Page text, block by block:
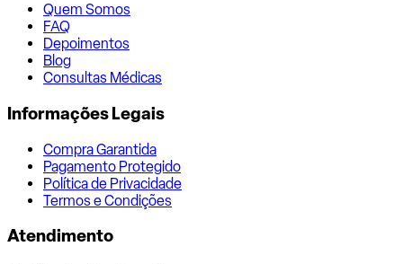
Quem Somos
FAQ
Depoimentos
Blog
Consultas Médicas
Informações Legais
Compra Garantida
Pagamento Protegido
Política de Privacidade
Termos e Condições
Atendimento